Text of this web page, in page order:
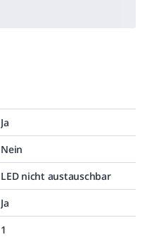
Ja
Nein
LED nicht austauschbar
Ja
1